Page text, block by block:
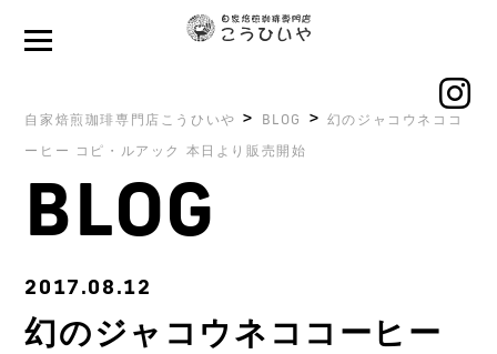
自家焙煎珈琲専門店こうひいや > BLOG > 幻のジャコウネココ
ーヒー コピ・ルアック 本日より販売開始
BLOG
2017.08.12
幻のジャコウネココーヒー